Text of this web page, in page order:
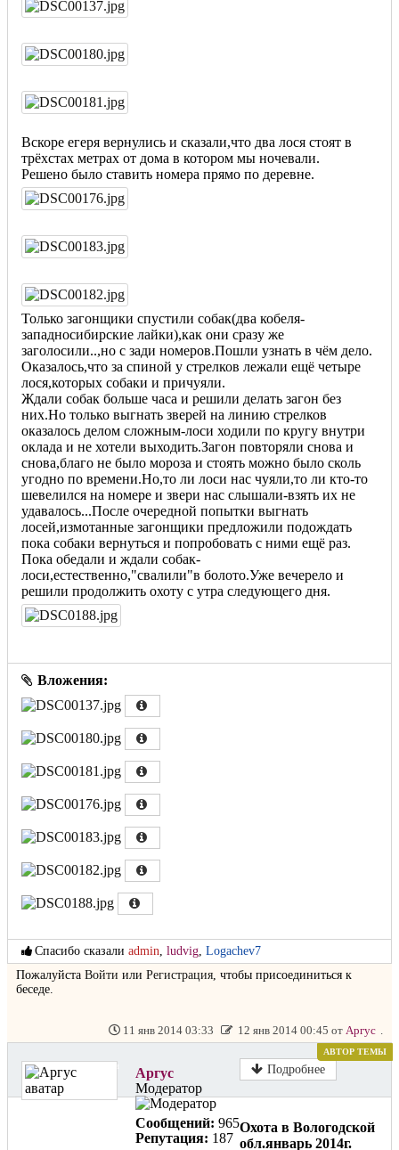
Вскоре егеря вернулись и сказали,что два лося стоят в
трёхстах метрах от дома в котором мы ночевали.
Решено было ставить номера прямо по деревне.
Только загонщики спустили собак(два кобеля-
западносибирские лайки),как они сразу же
заголосили..,но с зади номеров.Пошли узнать в чём дело.
Оказалось,что за спиной у стрелков лежали ещё четыре
лося,которых собаки и причуяли.
Ждали собак больше часа и решили делать загон без
них.Но только выгнать зверей на линию стрелков
оказалось делом сложным-лоси ходили по кругу внутри
оклада и не хотели выходить.Загон повторяли снова и
снова,благо не было мороза и стоять можно было сколь
угодно по времени.Но,то ли лоси нас чуяли,то ли кто-то
шевелился на номере и звери нас слышали-взять их не
удавалось...После очередной попытки выгнать
лосей,измотанные загонщики предложили подождать
пока собаки вернуться и попробовать с ними ещё раз.
Пока обедали и ждали собак-
лоси,естественно,"свалили"в болото.Уже вечерело и
решили продолжить охоту с утра следующего дня.
Вложения:
Спасибо сказали admin, ludvig, Logachev7
Пожалуйста Войти или Регистрация, чтобы присоединиться к
беседе.
11 янв 2014 03:33 12 янв 2014 00:45 от Аргус .
Не в сети
Аргус
Модератор
Сообщений: 965
Репутация: 187
Подробнее
АВТОР ТЕМЫ
Охота в Вологодской
обл.январь 2014г.